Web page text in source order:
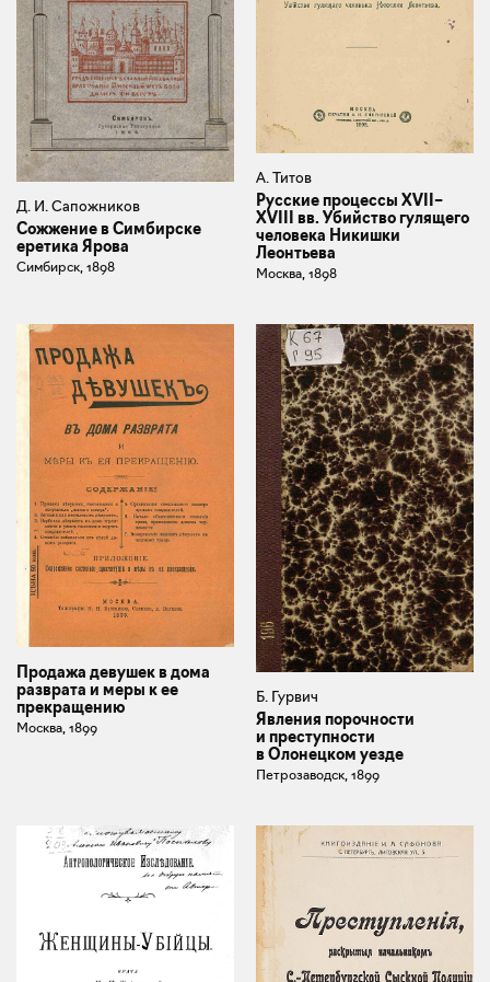
Д. И. Сапожников
Сожжение в Симбирске
еретика Ярова
Симбирск, 1898
А. Титов
Русские процессы XVII–
XVIII вв. Убийство гулящего
человека Никишки
Леонтьева
Москва, 1898
Продажа девушек в дома
разврата и меры к ее
прекращению
Москва, 1899
Б. Гурвич
Явления порочности
и преступности
в Олонецком уезде
Петрозаводск, 1899